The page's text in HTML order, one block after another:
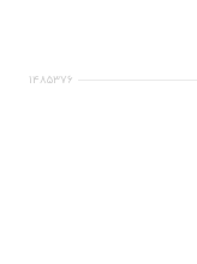
1485376